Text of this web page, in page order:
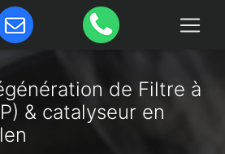
de Filtre à
& catalyseur en